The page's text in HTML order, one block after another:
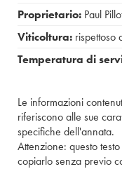
Proprietario: Paul
Viticoltura: rispettoso
Temperatura di
Le informazioni
riferiscono alle sue
specifiche dell'annata.
Attenzione: questo
copiarlo senza previo